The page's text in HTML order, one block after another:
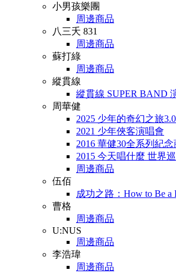
小男孩樂團
周邊商品
八三夭 831
周邊商品
蘇打綠
周邊商品
縱貫線
縱貫線 SUPER BAND
周華健
2025 少年的奇幻之旅
2021 少年俠客演唱會
2016 華健30全系列紀念
2015 今天唱什麼 世界
周邊商品
伍佰
成功之路：How to Be a
曹格
周邊商品
U:NUS
周邊商品
李浩瑋
周邊商品